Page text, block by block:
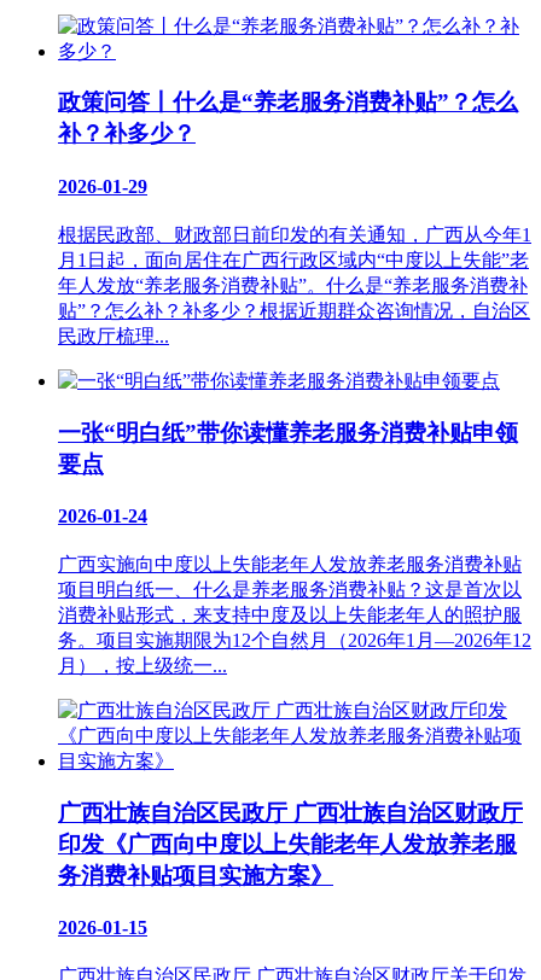
政策问答丨什么是“养老服务消费补贴”？怎么
补？补多少？
2026-01-29
根据民政部、财政部日前印发的有关通知，广西从今年1
月1日起，面向居住在广西行政区域内“中度以上失能”老
年人发放“养老服务消费补贴”。什么是“养老服务消费补
贴”？怎么补？补多少？根据近期群众咨询情况，自治区
民政厅梳理...
一张“明白纸”带你读懂养老服务消费补贴申领
要点
2026-01-24
广西实施向中度以上失能老年人发放养老服务消费补贴
项目明白纸一、什么是养老服务消费补贴？这是首次以
消费补贴形式，来支持中度及以上失能老年人的照护服
务。项目实施期限为12个自然月（2026年1月—2026年12
月），按上级统一...
广西壮族自治区民政厅 广西壮族自治区财政厅
印发《广西向中度以上失能老年人发放养老服
务消费补贴项目实施方案》
2026-01-15